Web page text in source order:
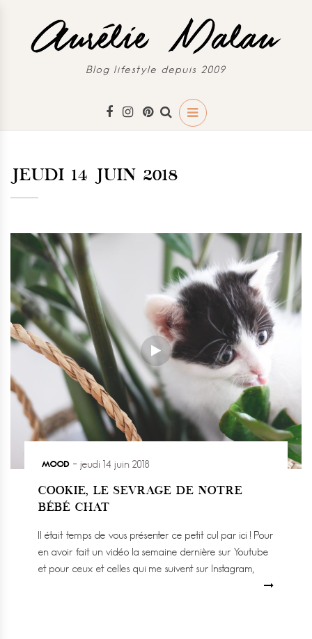
Blog lifestyle depuis 2009
JEUDI 14 JUIN 2018
MOOD jeudi 14 juin 2018
COOKIE, LE SEVRAGE DE NOTRE
BÉBÉ CHAT
Il était temps de vous présenter ce petit cul par ici ! Pour
en avoir fait un vidéo la semaine dernière sur Youtube
et pour ceux et celles qui me suivent sur Instagram,